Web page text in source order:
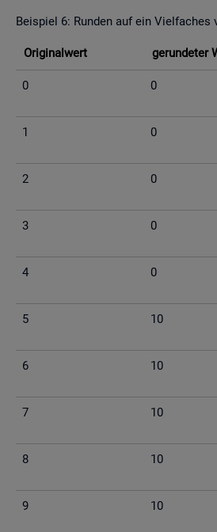
Bei­spiel 6: Run­den auf ein Viel­fa­ches
Ori­gi­nal­wert ge­run­de­ter
0 0
1 0
2 0
3 0
4 0
5 10
6 10
7 10
8 10
9 10